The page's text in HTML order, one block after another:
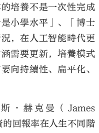
培養不是一次性完成
小學水平」、「博士
，在人工智能時代更
需要更新，培養模式
向持續性、扁平化、
·赫克曼（James
回報率在人生不同階